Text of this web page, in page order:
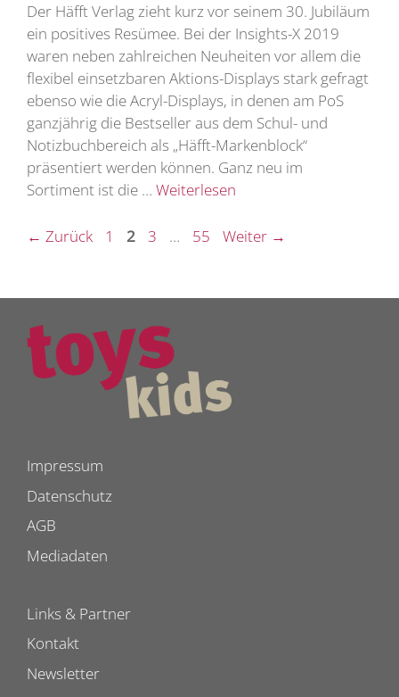
Der Häfft Verlag zieht kurz vor seinem 30. Jubiläum
ein positives Resümee. Bei der Insights-X 2019
waren neben zahlreichen Neuheiten vor allem die
flexibel einsetzbaren Aktions-Displays stark gefragt
ebenso wie die Acryl-Displays, in denen am PoS
ganzjährig die Bestseller aus dem Schul- und
Notizbuchbereich als „Häfft-Markenblock“
präsentiert werden können. Ganz neu im
Sortiment ist die … Weiterlesen
← Zurück Seite
1 Seite
2 Seite
3 … Seite
55 Weiter →
Impressum
Datenschutz
AGB
Mediadaten
Links & Partner
Kontakt
Newsletter